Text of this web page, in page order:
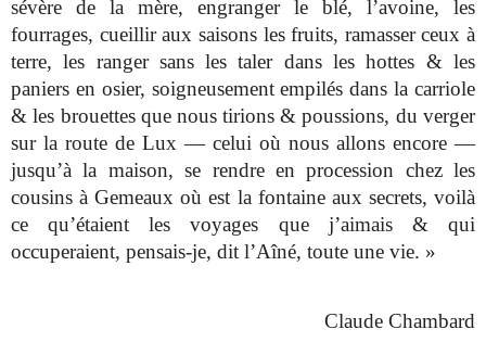
sévère de la mère, engranger le blé, l’avoine, les
fourrages, cueillir aux saisons les fruits, ramasser ceux à
terre, les ranger sans les taler dans les hottes & les
paniers en osier, soigneusement empilés dans la carriole
& les brouettes que nous tirions & poussions, du verger
sur la route de Lux — celui où nous allons encore —
jusqu’à la maison, se rendre en procession chez les
cousins à Gemeaux où est la fontaine aux secrets, voilà
ce qu’étaient les voyages que j’aimais & qui
occuperaient, pensais-je, dit l’Aîné, toute une vie. »
Claude Chambard